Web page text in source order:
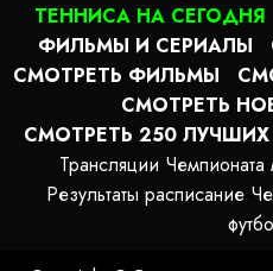
ТЕННИСА НА СЕГОДНЯ
ФИЛЬМЫ И СЕРИАЛЫ
СМОТРЕТЬ ФИЛЬМЫ
СМОТРЕТЬ
СМОТРЕТЬ 250
Трансляции
Результаты расписание